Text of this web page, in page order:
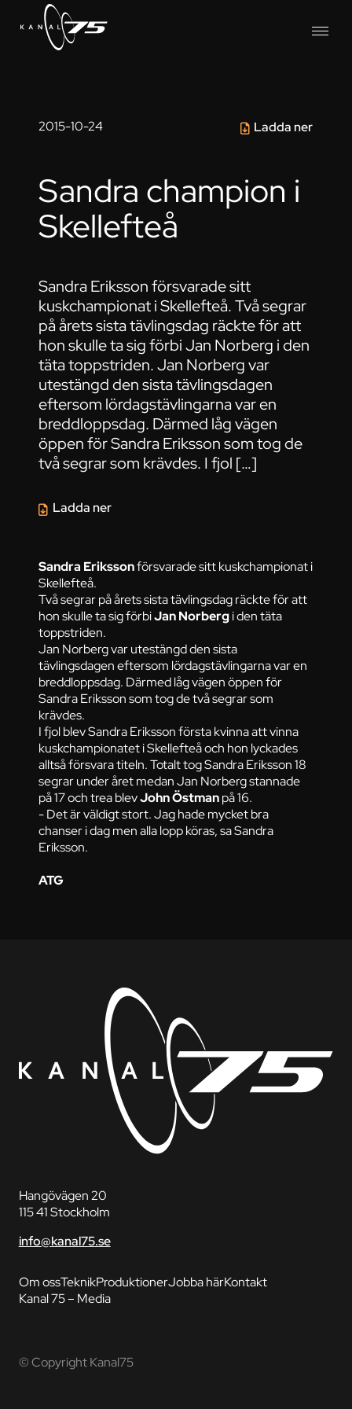
2015-10-24 Ladda ner
Sandra champion i
Skellefteå
Sandra Eriksson försvarade sitt
kuskchampionat i Skellefteå. Två segrar
på årets sista tävlingsdag räckte för att
hon skulle ta sig förbi Jan Norberg i den
täta toppstriden. Jan Norberg var
utestängd den sista tävlingsdagen
eftersom lördagstävlingarna var en
breddloppsdag. Därmed låg vägen
öppen för Sandra Eriksson som tog de
två segrar som krävdes. I fjol […]
Sandra Erikssonförsvarade sitt kuskchampionat i
Skellefteå.
Två segrar på årets sista tävlingsdag räckte för att
hon skulle ta sig förbiJan Norbergi den täta
toppstriden.
Jan Norberg var utestängd den sista
tävlingsdagen eftersom lördagstävlingarna var en
breddloppsdag. Därmed låg vägen öppen för
Sandra Eriksson som tog de två segrar som
krävdes.
I fjol blev Sandra Eriksson första kvinna att vinna
kuskchampionatet i Skellefteå och hon lyckades
alltså försvara titeln. Totalt tog Sandra Eriksson 18
segrar under året medan Jan Norberg stannade
på 17 och trea blevJohn Östmanpå 16.
- Det är väldigt stort. Jag hade mycket bra
chanser i dag men alla lopp köras, sa Sandra
Eriksson.
Ladda ner
ATG
Hangövägen 20
115 41 Stockholm
info@kanal75.se
Om ossTeknikProduktionerJobba härKontakt
Kanal 75 – Media
© Copyright Kanal75